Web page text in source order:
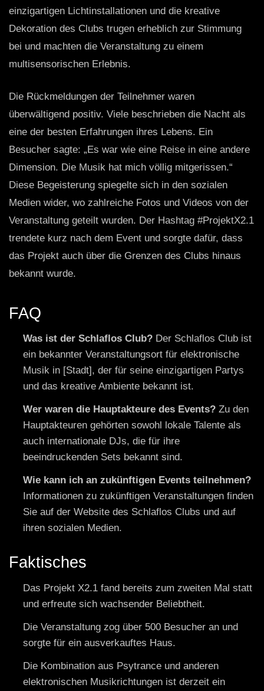
einzigartigen Lichtinstallationen und die kreative
Dekoration des Clubs trugen erheblich zur Stimmung
bei und machten die Veranstaltung zu einem
multisensorischen Erlebnis.
Die Rückmeldungen der Teilnehmer waren
überwältigend positiv. Viele beschrieben die Nacht als
eine der besten Erfahrungen ihres Lebens. Ein
Besucher sagte: „Es war wie eine Reise in eine andere
Dimension. Die Musik hat mich völlig mitgerissen.“
Diese Begeisterung spiegelte sich in den sozialen
Medien wider, wo zahlreiche Fotos und Videos von der
Veranstaltung geteilt wurden. Der Hashtag #ProjektX2.1
trendete kurz nach dem Event und sorgte dafür, dass
das Projekt auch über die Grenzen des Clubs hinaus
bekannt wurde.
FAQ
Was ist der Schlaflos Club? Der Schlaflos Club ist
ein bekannter Veranstaltungsort für elektronische
Musik in [Stadt], der für seine einzigartigen Partys
und das kreative Ambiente bekannt ist.
Wer waren die Hauptakteure des Events? Zu den
Hauptakteuren gehörten sowohl lokale Talente als
auch internationale DJs, die für ihre
beeindruckenden Sets bekannt sind.
Wie kann ich an zukünftigen Events teilnehmen?
Informationen zu zukünftigen Veranstaltungen finden
Sie auf der Website des Schlaflos Clubs und auf
ihren sozialen Medien.
Faktisches
Das Projekt X2.1 fand bereits zum zweiten Mal statt
und erfreute sich wachsender Beliebtheit.
Die Veranstaltung zog über 500 Besucher an und
sorgte für ein ausverkauftes Haus.
Die Kombination aus Psytrance und anderen
elektronischen Musikrichtungen ist derzeit ein